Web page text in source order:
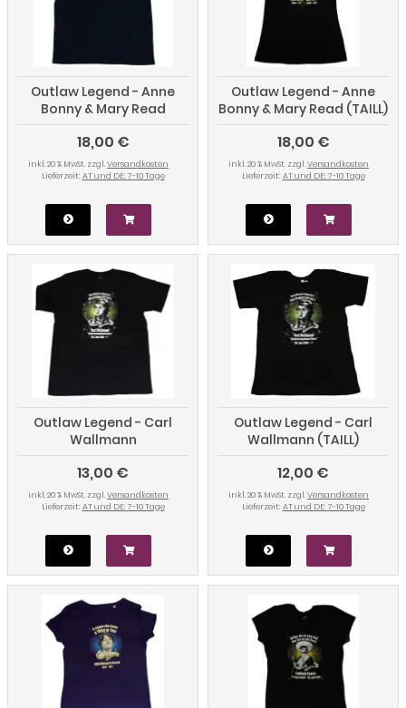
Outlaw Legend - Anne
Bonny & Mary Read
18,00 €
inkl. 20 % MwSt. zzgl.Versandkosten
Lieferzeit: AT und DE: 7-10 Tage
Outlaw Legend - Anne
Bonny & Mary Read (TAILL)
18,00 €
inkl. 20 % MwSt. zzgl.Versandkosten
Lieferzeit: AT und DE: 7-10 Tage
Outlaw Legend - Carl
Wallmann
13,00 €
inkl. 20 % MwSt. zzgl.Versandkosten
Lieferzeit: AT und DE: 7-10 Tage
Outlaw Legend - Carl
Wallmann (TAILL)
12,00 €
inkl. 20 % MwSt. zzgl.Versandkosten
Lieferzeit: AT und DE: 7-10 Tage